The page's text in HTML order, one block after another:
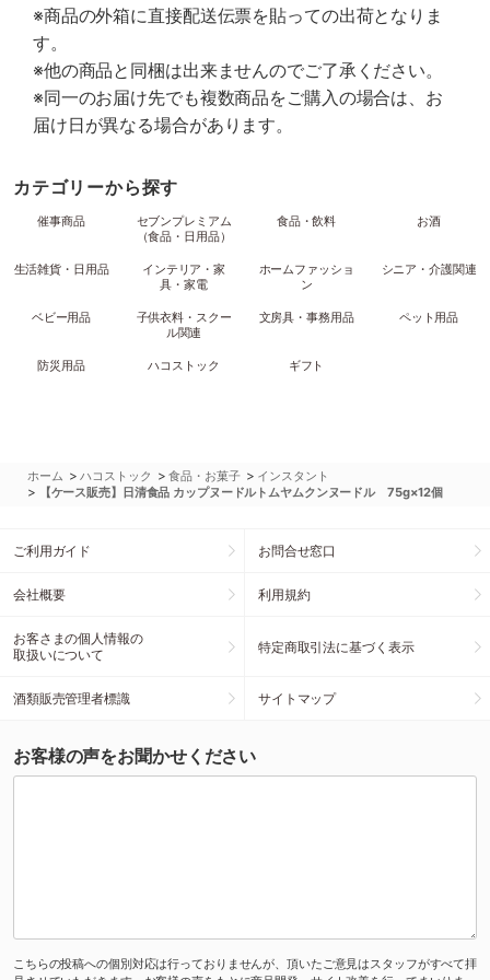
※商品の外箱に直接配送伝票を貼っての出荷となりま
す。
※他の商品と同梱は出来ませんのでご了承ください。
※同一のお届け先でも複数商品をご購入の場合は、お
届け日が異なる場合があります。
カテゴリーから探す
催事商品
セブンプレミアム
（食品・日用品）
食品・飲料 お酒
生活雑貨・日用品
インテリア・家
具・家電
ホームファッショ
ン
シニア・介護関連
ベビー用品
子供衣料・スクー
ル関連
文房具・事務用品 ペット用品
防災用品 ハコストック ギフト
ホーム >ハコストック >食品・お菓子 > インスタント
> 【ケース販売】日清食品 カップヌードルトムヤムクンヌードル 75g×12個
ご利用ガイド お問合せ窓口
会社概要 利用規約
お客さまの個人情報の
取扱いについて
特定商取引法に基づく表示
酒類販売管理者標識 サイトマップ
お客様の声をお聞かせください
こちらの投稿への個別対応は行っておりませんが、頂いたご意見はスタッフがすべて拝